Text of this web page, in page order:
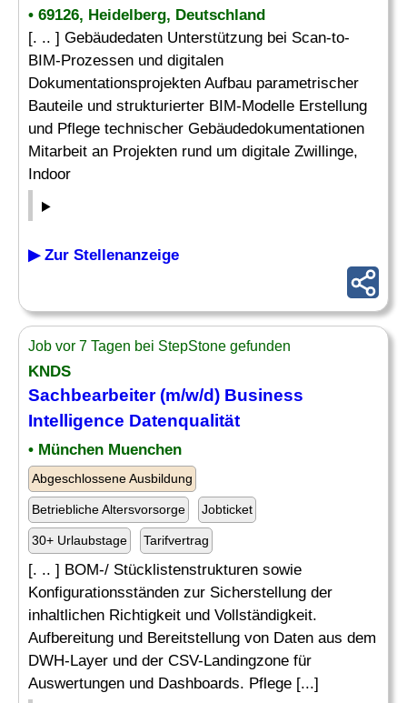
• 69126, Heidelberg, Deutschland
[. .. ] Gebäudedaten Unterstützung bei Scan-to-
BIM-Prozessen und digitalen
Dokumentationsprojekten Aufbau parametrischer
Bauteile und strukturierter BIM-Modelle Erstellung
und Pflege technischer Gebäudedokumentationen
Mitarbeit an Projekten rund um digitale Zwillinge,
Indoor
▶ Zur Stellenanzeige
Job vor 7 Tagen bei StepStone gefunden
KNDS
Sachbearbeiter (m/w/d) Business
Intelligence Datenqualität
• München Muenchen
Abgeschlossene Ausbildung
Betriebliche Altersvorsorge Jobticket
30+ Urlaubstage Tarifvertrag
[. .. ] BOM-/ Stücklistenstrukturen sowie
Konfigurationsständen zur Sicherstellung der
inhaltlichen Richtigkeit und Vollständigkeit.
Aufbereitung und Bereitstellung von Daten aus dem
DWH-Layer und der CSV-Landingzone für
Auswertungen und Dashboards. Pflege [...]